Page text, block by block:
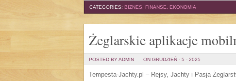
CATEGORIES: BIZNES, FINANSE, EKONOMIA
Żeglarskie aplikacje
POSTED BY ADMIN ON GRUDZIEŃ - 5 - 2025
Tempesta-Jachty.pl – Rejsy, Jachty i Pasja